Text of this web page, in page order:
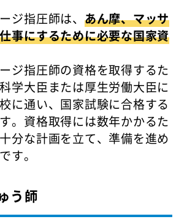
ジ指圧師は、 あん摩、マッサ
事にするために必要な国家資
ジ指圧師の資格を取得するた
学大臣または厚生労働大臣に
に通い、国家試験に合格する
。資格取得には数年かかるた
分な計画を立て、準備を進め
す。
う師